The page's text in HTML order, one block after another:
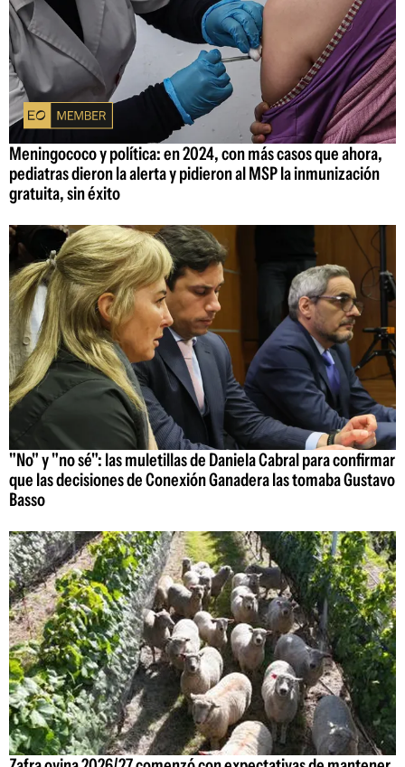
Meningococo y política: en 2024, con más casos que ahora,
pediatras dieron la alerta y pidieron al MSP la inmunización
gratuita, sin éxito
"No" y "no sé": las muletillas de Daniela Cabral para confirmar
que las decisiones de Conexión Ganadera las tomaba Gustavo
Basso